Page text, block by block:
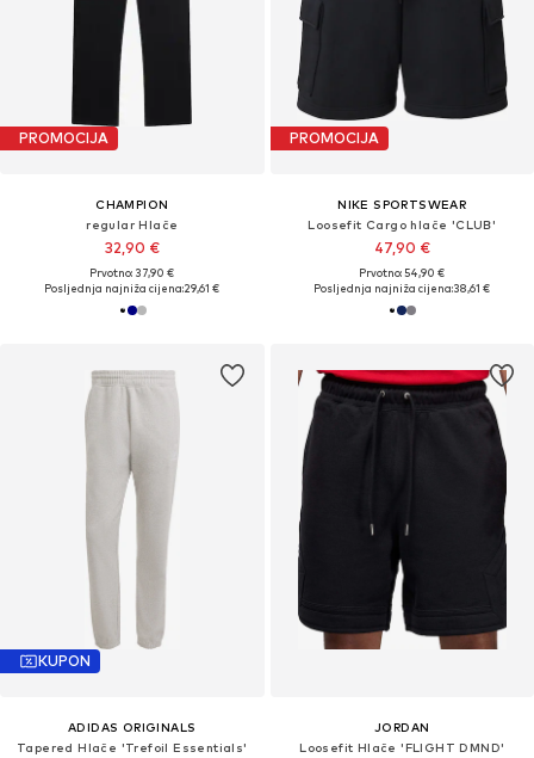
PROMOCIJA
CHAMPION
regular Hlače
32,90 €
Prvotno: 37,90 €
Posljednja najniža cijena:29,61 €
PROMOCIJA
NIKE SPORTSWEAR
Loosefit Cargo hlače 'CLUB'
47,90 €
Prvotno: 54,90 €
Posljednja najniža cijena:38,61 €
KUPON
ADIDAS ORIGINALS
Tapered Hlače 'Trefoil Essentials'
JORDAN
Loosefit Hlače 'FLIGHT DMND'